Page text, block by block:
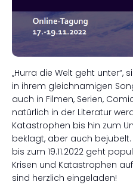
„Hurra die Welt geht unter“,
in ihrem gleichnamigen
auch in Filmen, Serien,
natürlich in der Literatur
Katastrophen bis hin zum
beklagt, aber auch bejubelt.
bis zum 19.11.2022 geht
Krisen und Katastrophen
sind herzlich eingeladen!